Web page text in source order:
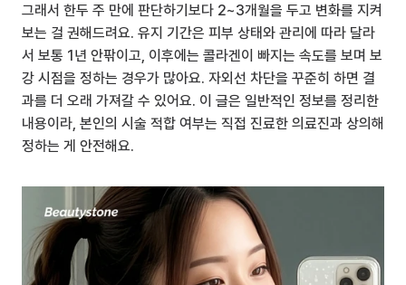
그래서 한두 주 만에 판단하기보다 2~3개월을 두고 변화를 지켜
보는 걸 권해드려요. 유지 기간은 피부 상태와 관리에 따라 달라
서 보통 1년 안팎이고, 이후에는 콜라겐이 빠지는 속도를 보며 보
강 시점을 정하는 경우가 많아요. 자외선 차단을 꾸준히 하면 결
과를 더 오래 가져갈 수 있어요. 이 글은 일반적인 정보를 정리한
내용이라, 본인의 시술 적합 여부는 직접 진료한 의료진과 상의해
정하는 게 안전해요.